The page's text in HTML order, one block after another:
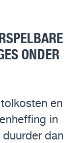
ONDER
en
in
dan